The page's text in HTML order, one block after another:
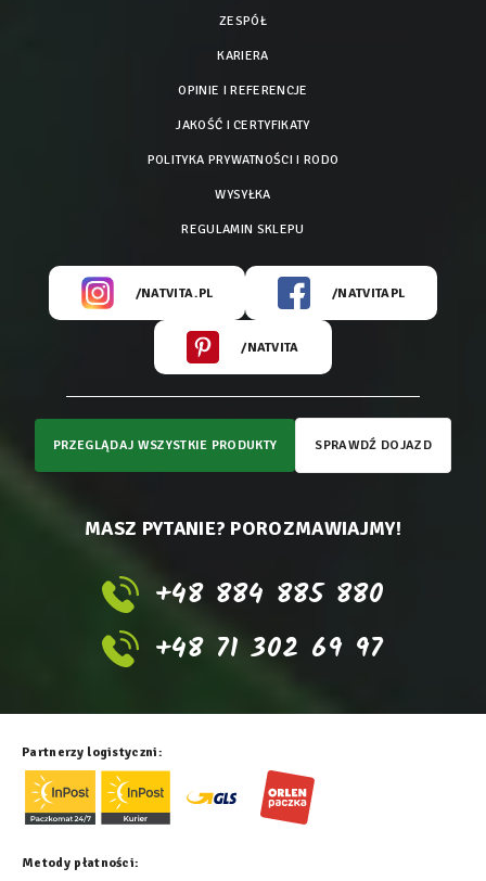
ZESPÓŁ
KARIERA
OPINIE I REFERENCJE
JAKOŚĆ I CERTYFIKATY
POLITYKA PRYWATNOŚCI I RODO
WYSYŁKA
REGULAMIN SKLEPU
/NATVITA.PL /NATVITAPL
/NATVITA
PRZEGLĄDAJ WSZYSTKIE PRODUKTY SPRAWDŹ DOJAZD
MASZ PYTANIE? POROZMAWIAJMY!
+48 884 885 880
+48 71 302 69 97
Partnerzy logistyczni:
Metody płatności: